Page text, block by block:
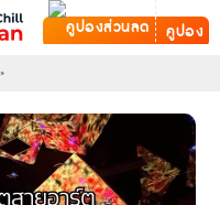
คูปอง